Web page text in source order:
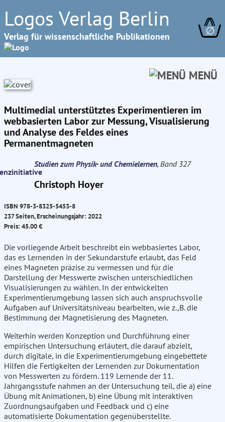
Logos Verlag Berlin
Verlag für wissenschaftliche Publikationen ∅
MENÜ
Multimedial unterstütztes Experimentieren im
webbasierten Labor zur Messung, Visualisierung
und Analyse des Feldes eines
Permanentmagneten
Studien zum Physik- und Chemielernen, Band 327
Christoph Hoyer
ISBN 978-3-8325-5453-8
237 Seiten, Erscheinungsjahr: 2022
Preis: 45.00 €
Die vorliegende Arbeit beschreibt ein webbasiertes Labor,
das es Lernenden in der Sekundarstufe erlaubt, das Feld
eines Magneten präzise zu vermessen und für die
Darstellung der Messwerte zwischen unterschiedlichen
Visualisierungen zu wählen. In der entwickelten
Experimentierumgebung lassen sich auch anspruchsvolle
Aufgaben auf Universitätsniveau bearbeiten, wie z.,B. die
Bestimmung der Magnetisierung des Magneten.
Weiterhin werden Konzeption und Durchführung einer
empirischen Untersuchung erläutert, die darauf abzielt,
durch digitale, in die Experimentierumgebung eingebettete
Hilfen die Fertigkeiten der Lernenden zur Dokumentation
von Messwerten zu fördern. 119 Lernende der 11.
Jahrgangsstufe nahmen an der Untersuchung teil, die a) eine
Übung mit Animationen, b) eine Übung mit interaktiven
Zuordnungsaufgaben und Feedback und c) eine
automatisierte Dokumentation gegenüberstellte.